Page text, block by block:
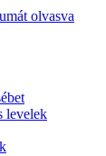
olvasva
levelek